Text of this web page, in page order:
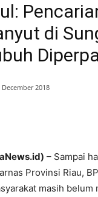
di
December 2018
– Sampai
Provinsi Riau,
masih belum